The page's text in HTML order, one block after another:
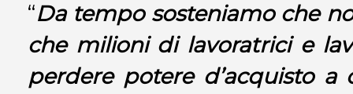
“Da tempo sosteniamo che
che milioni di lavoratrici e
perdere potere d’acquisto a